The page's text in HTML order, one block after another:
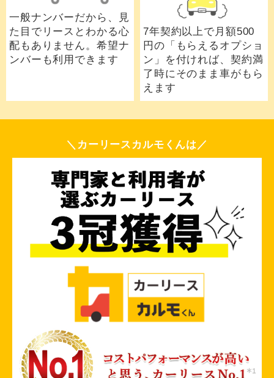
一般ナンバーだから、見
た目でリースとわかる心
配もありません。希望ナ
ンバーも利用できます
7年契約以上で月額500
円の「もらえるオプショ
ン」を付ければ、契約満
了時にそのまま車がもら
えます
＼カーリースカルモくんは／